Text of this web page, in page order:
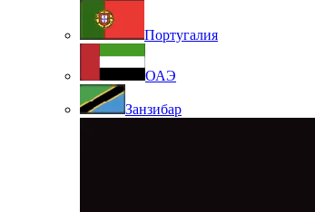
Португалия
ОАЭ
Занзибар